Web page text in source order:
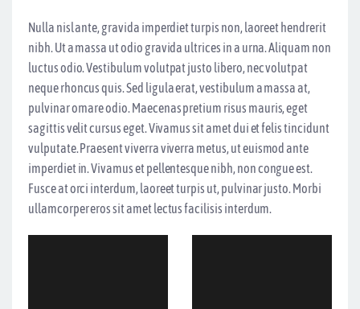
Nulla nisl ante, gravida imperdiet turpis non, laoreet hendrerit
nibh. Ut a massa ut odio gravida ultrices in a urna. Aliquam non
luctus odio. Vestibulum volutpat justo libero, nec volutpat
neque rhoncus quis. Sed ligula erat, vestibulum a massa at,
pulvinar ornare odio. Maecenas pretium risus mauris, eget
sagittis velit cursus eget. Vivamus sit amet dui et felis tincidunt
vulputate. Praesent viverra viverra metus, ut euismod ante
imperdiet in. Vivamus et pellentesque nibh, non congue est.
Fusce at orci interdum, laoreet turpis ut, pulvinar justo. Morbi
ullamcorper eros sit amet lectus facilisis interdum.